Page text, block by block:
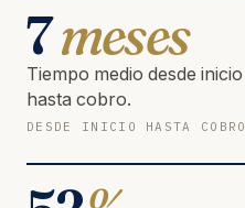
7meses
Tiempo medio desde inicio
hasta cobro.
DESDE INICIO HASTA COBRO